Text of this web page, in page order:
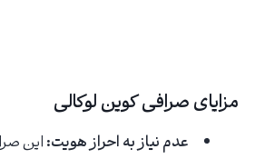
مزایای صرافی کوین لوکالی
عدم نیاز به احراز هویت: